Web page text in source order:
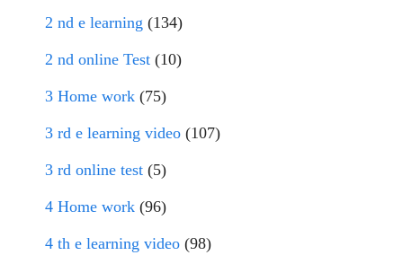
2 nd e learning (134)
2 nd online Test (10)
3 Home work (75)
3 rd e learning video (107)
3 rd online test (5)
4 Home work (96)
4 th e learning video (98)